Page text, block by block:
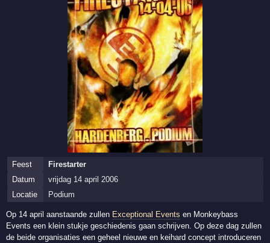
Feest
Firestarter
Datum
vrijdag 14 april 2006
Locatie
Podium
Op 14 april aanstaande zullen Exceptional Events en Monkeybass
Events een klein stukje geschiedenis gaan schrijven. Op deze dag zullen
de beide organisaties een geheel nieuwe en keihard concept introduceren